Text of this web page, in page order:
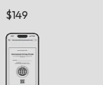
$149